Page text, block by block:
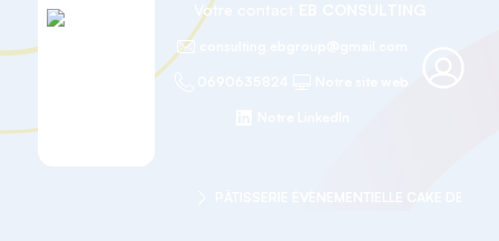
Votre contact